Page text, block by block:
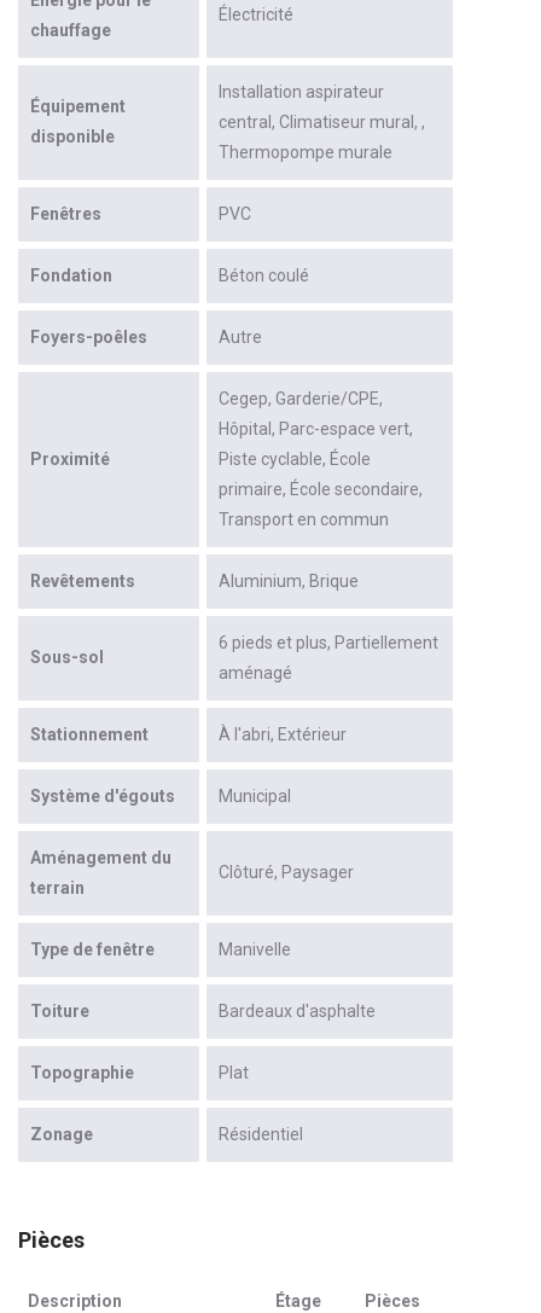
chauffage
Électricité
Équipement
disponible
Installation aspirateur
central Climatiseur mural
Thermopompe murale
Fenêtres PVC
Fondation Béton coulé
Foyers-poêles Autre
Proximité
Cegep Garderie/CPE
Hôpital Parc-espace vert
Piste cyclable École
primaire École secondaire
Transport en commun
Revêtements Aluminium Brique
Sous-sol
6 pieds et plus Partiellement
aménagé
Stationnement À l'abri Extérieur
Système d'égouts Municipal
Aménagement du
terrain
Clôturé Paysager
Type de fenêtre Manivelle
Toiture Bardeaux d'asphalte
Topographie Plat
Zonage Résidentiel
Pièces
Description Étage Pièces